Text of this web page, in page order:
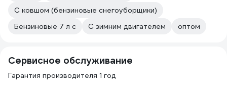
С ковшом (бензиновые снегоуборщики)
Бензиновые 7 л с
С зимним двигателем оптом
Сервисное обслуживание
Гарантия производителя 1 год